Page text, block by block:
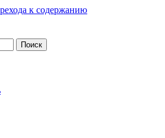
к содержанию